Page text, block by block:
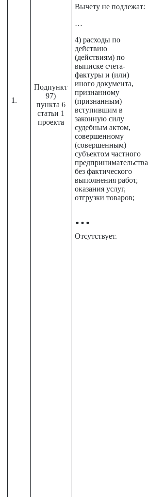
1.
Подпункт
97)
пункта 6
статьи 1
проекта
Вычету не подлежат:
…
4) расходы по
действию
(действиям) по
выписке счета-
фактуры и (или)
иного документа,
признанному
(признанным)
вступившим в
законную силу
судебным актом,
совершенному
(совершенным)
субъектом частного
предпринимательства
без фактического
выполнения работ,
оказания услуг,
отгрузки товаров;
…
Отсутствует.